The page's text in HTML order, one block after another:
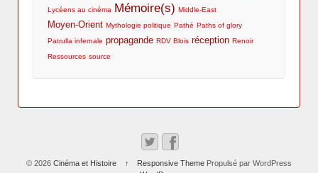
Lycéens au cinéma Mémoire(s) Middle-East
Moyen-Orient Mythologie politique Pathé Paths of glory
Patrulla infernale propagande RDV Blois réception Renoir
Ressources source
© 2026 Cinéma et Histoire ↑ Responsive ThemePropulsé par WordPress